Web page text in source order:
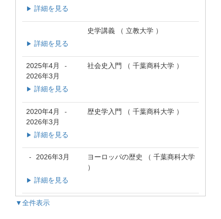
▶ 詳細を見る
史学講義 （ 立教大学 ）
▶ 詳細を見る
2025年4月 -
2026年3月
社会史入門 （ 千葉商科大学 ）
▶ 詳細を見る
2020年4月 -
2026年3月
歴史学入門 （ 千葉商科大学 ）
▶ 詳細を見る
- 2026年3月
ヨーロッパの歴史 （ 千葉商科大学
）
▶ 詳細を見る
▼全件表示